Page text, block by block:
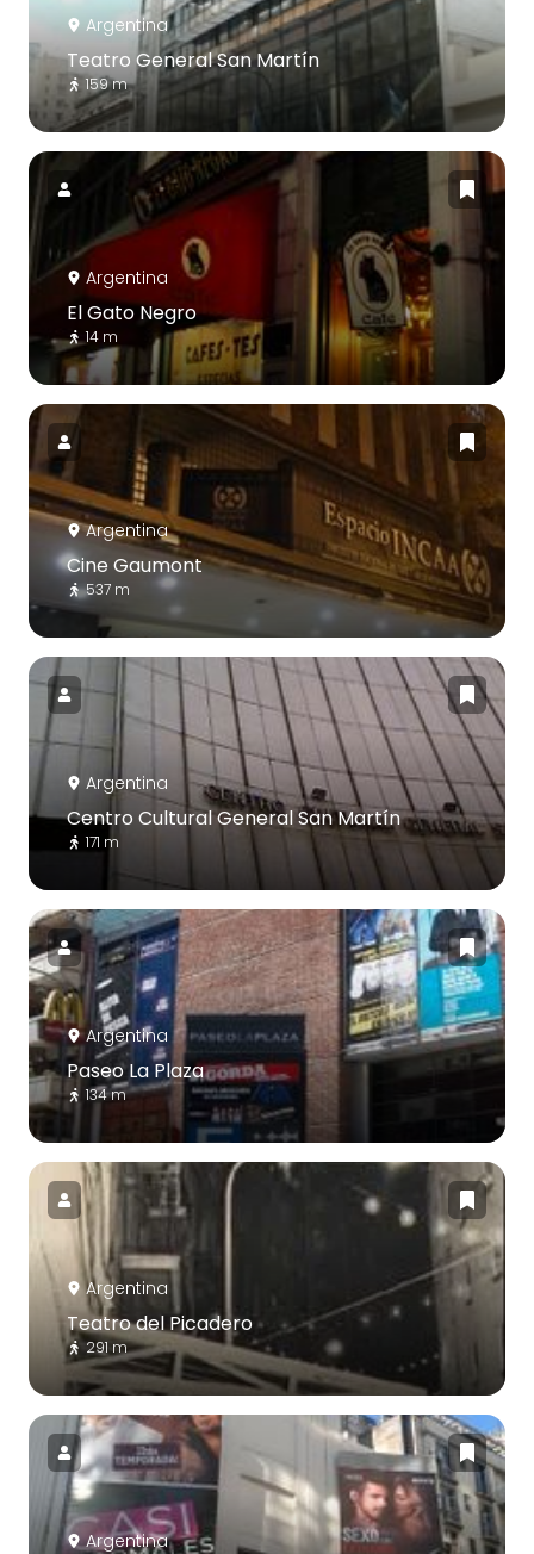
Argentina
Teatro General San Martín
159 m
Argentina
El Gato Negro
14 m
Argentina
Cine Gaumont
537 m
Argentina
Centro Cultural General San Martín
171 m
Argentina
Paseo La Plaza
134 m
Argentina
Teatro del Picadero
291 m
Argentina